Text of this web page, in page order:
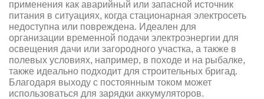
применения как аварийный или запасной источник
питания в ситуациях, когда стационарная электросеть
недоступна или повреждена. Идеален для
организации временной подачи электроэнергии для
освещения дачи или загородного участка, а также в
полевых условиях, например, в походе и на рыбалке,
также идеально подходит для строительных бригад.
Благодаря выходу с постоянным током может
использоваться для зарядки аккумуляторов.